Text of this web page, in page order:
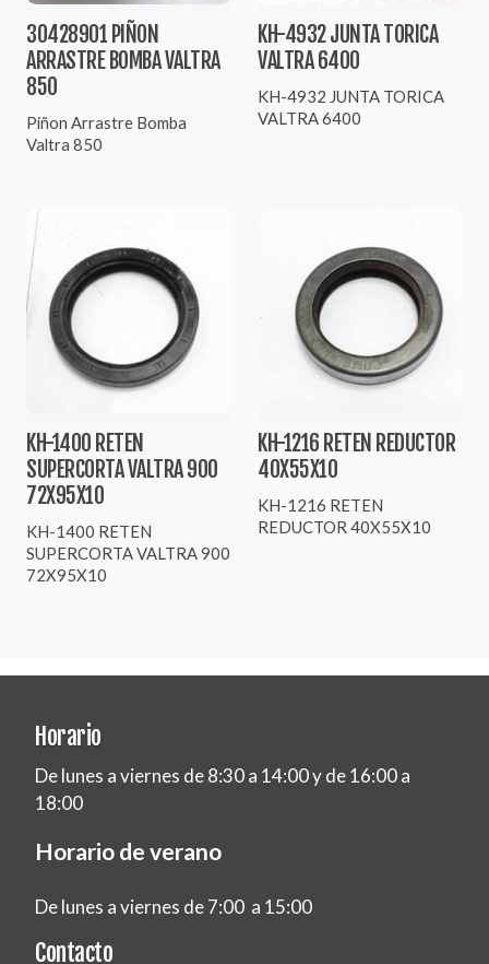
30428901 PIÑON
ARRASTRE BOMBA VALTRA
850
Piñon Arrastre Bomba
Valtra 850
KH-4932 JUNTA TORICA
VALTRA 6400
KH-4932 JUNTA TORICA
VALTRA 6400
KH-1400 RETEN
SUPERCORTA VALTRA 900
72X95X10
KH-1400 RETEN
SUPERCORTA VALTRA 900
72X95X10
KH-1216 RETEN REDUCTOR
40X55X10
KH-1216 RETEN
REDUCTOR 40X55X10
Horario
De lunes a viernes de 8:30 a 14:00 y de 16:00 a
18:00
Horario de verano
De lunes a viernes de 7:00 a 15:00
Contacto